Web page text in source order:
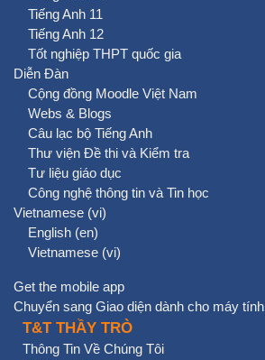
Tiếng Anh 11
Tiếng Anh 12
Tốt nghiệp THPT quốc gia
Diễn Đàn
Cộng đồng Moodle Việt Nam
Webs & Blogs
Câu lạc bộ Tiếng Anh
Thư viện Đề thi và Kiểm tra
Tư liệu giáo dục
Công nghệ thông tin và Tin học
Vietnamese ‎(vi)‎
English ‎(en)‎
Vietnamese ‎(vi)‎
Get the mobile app
Chuyển sang Giao diện dành cho máy tính
T&T THẦY TRÒ
Thông Tin Về Chúng Tôi